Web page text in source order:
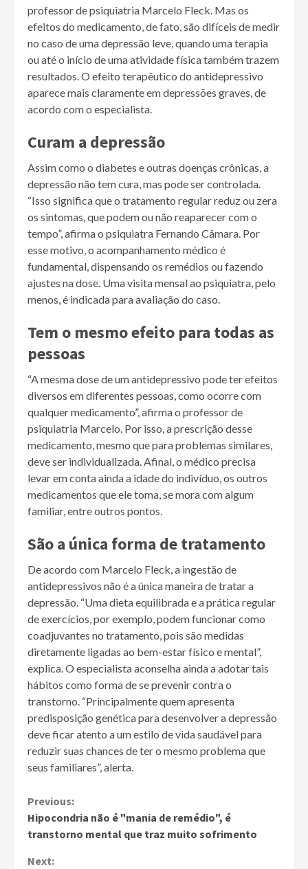
professor de psiquiatria Marcelo Fleck. Mas os
efeitos do medicamento, de fato, são difíceis de medir
no caso de uma depressão leve, quando uma terapia
ou até o início de uma atividade física também trazem
resultados. O efeito terapêutico do antidepressivo
aparece mais claramente em depressões graves, de
acordo com o especialista.
Curam a depressão
Assim como o diabetes e outras doenças crônicas, a
depressão não tem cura, mas pode ser controlada.
“Isso significa que o tratamento regular reduz ou zera
os sintomas, que podem ou não reaparecer com o
tempo”, afirma o psiquiatra Fernando Câmara. Por
esse motivo, o acompanhamento médico é
fundamental, dispensando os remédios ou fazendo
ajustes na dose. Uma visita mensal ao psiquiatra, pelo
menos, é indicada para avaliação do caso.
Tem o mesmo efeito para todas as
pessoas
“A mesma dose de um antidepressivo pode ter efeitos
diversos em diferentes pessoas, como ocorre com
qualquer medicamento”, afirma o professor de
psiquiatria Marcelo. Por isso, a prescrição desse
medicamento, mesmo que para problemas similares,
deve ser individualizada. Afinal, o médico precisa
levar em conta ainda a idade do indivíduo, os outros
medicamentos que ele toma, se mora com algum
familiar, entre outros pontos.
São a única forma de tratamento
De acordo com Marcelo Fleck, a ingestão de
antidepressivos não é a única maneira de tratar a
depressão. “Uma dieta equilibrada e a prática regular
de exercícios, por exemplo, podem funcionar como
coadjuvantes no tratamento, pois são medidas
diretamente ligadas ao bem-estar físico e mental”,
explica. O especialista aconselha ainda a adotar tais
hábitos como forma de se prevenir contra o
transtorno. “Principalmente quem apresenta
predisposição genética para desenvolver a depressão
deve ficar atento a um estilo de vida saudável para
reduzir suas chances de ter o mesmo problema que
seus familiares”, alerta.
Continue
Reading
Previous:
Hipocondria não é "mania de remédio", é
transtorno mental que traz muito sofrimento
Next: